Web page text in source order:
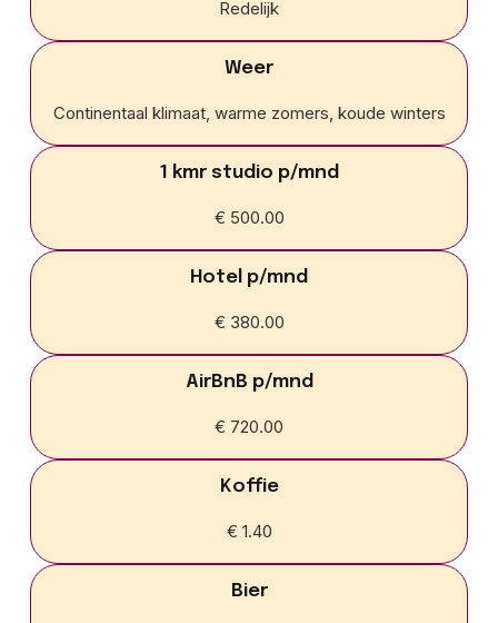
Redelijk
Weer
Continentaal klimaat, warme zomers, koude winters
1 kmr studio p/mnd
€ 500.00
Hotel p/mnd
€ 380.00
AirBnB p/mnd
€ 720.00
Koffie
€ 1.40
Bier